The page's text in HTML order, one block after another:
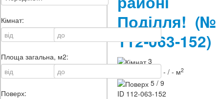
Кімнат:
Площа загальна, м2:
Поверх:
Поділля! (№
112-063-152)
3
90 / - / - м2
5 / 9
ID 112-063-152